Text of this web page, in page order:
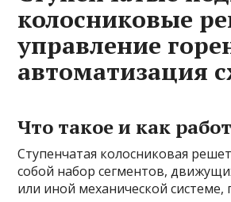
колосниковые
управление
автоматизация
Что такое и как
Ступенчатая колосниковая
собой набор сегментов,
или иной механической системе,